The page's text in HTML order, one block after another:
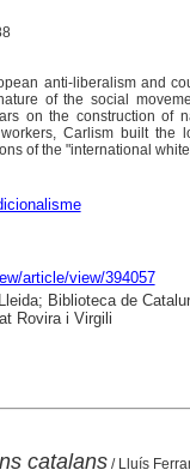
anti-liberalism and
of the social
on the construction of
Carlism built the
of the "international
article/view/394057
Biblioteca de
Rovira i Virgili
catalans/ Lluís